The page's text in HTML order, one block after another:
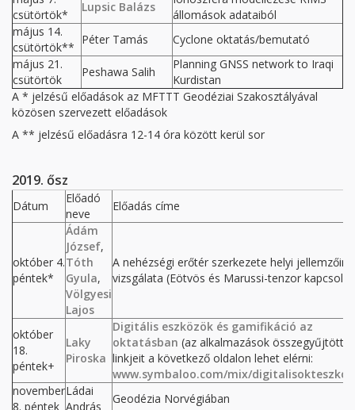
csütörtök*
Lupsic Balázs
állomások adataiból
május 14.
csütörtök**
Péter Tamás
Cyclone oktatás/bemutató
május 21.
csütörtök
Peshawa Salih
Planning GNSS network to Iraqi
Kurdistan
A * jelzésű előadások az MFTTT Geodéziai Szakosztályával
közösen szervezett előadások
A ** jelzésű előadásra 12-14 óra között kerül sor
2019. ősz
Dátum
Előadó
neve
Előadás címe
október 4.
péntek*
Ádám
József,
Tóth
Gyula,
Völgyesi
Lajos
A nehézségi erőtér szerkezete helyi
vizsgálata (Eötvös és Marussi-tenzor
október
18.
péntek+
Laky
Piroska
Digitális eszközök és gamifikáció az
oktatásban (az alkalmazások összegyűjtött
linkjeit a következő oldalon lehet elérni:
www.symbaloo.com/mix/
november
8. péntek
Ládai
András
Geodézia Norvégiában